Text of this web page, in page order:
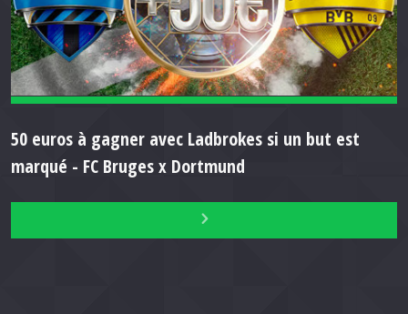
50 euros à gagner avec Ladbrokes si un but est
marqué - FC Bruges x Dortmund